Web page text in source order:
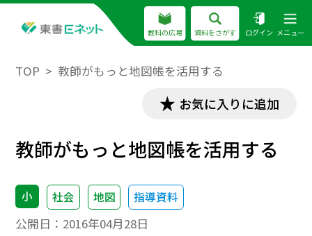
教科の広場 資料をさがす ログイン メニュー
TOP 教師がもっと地図帳を活用する
お気に入りに追加
教師がもっと地図帳を活用する
小 社会 地図 指導資料
公開日： 2016年04月28日